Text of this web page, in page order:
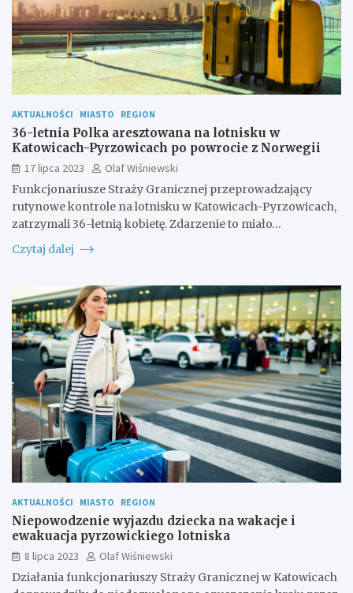
AKTUALNOŚCI MIASTO REGION
36-letnia Polka aresztowana na lotnisku w
Katowicach-Pyrzowicach po powrocie z Norwegii
17 lipca 2023
Olaf Wiśniewski
Funkcjonariusze Straży Granicznej przeprowadzający
rutynowe kontrole na lotnisku w Katowicach-Pyrzowicach,
zatrzymali 36-letnią kobietę. Zdarzenie to miało…
Czytaj dalej
AKTUALNOŚCI MIASTO REGION
Niepowodzenie wyjazdu dziecka na wakacje i
ewakuacja pyrzowickiego lotniska
8 lipca 2023
Olaf Wiśniewski
Działania funkcjonariuszy Straży Granicznej w Katowicach